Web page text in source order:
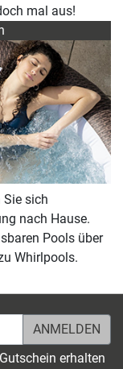
mal aus!
Sie sich
nach Hause.
Pools über
Whirlpools.
erhalten